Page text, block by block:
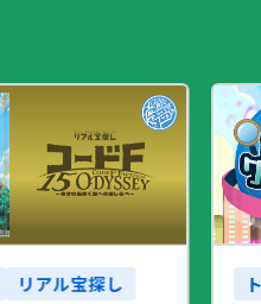
リアル宝探し